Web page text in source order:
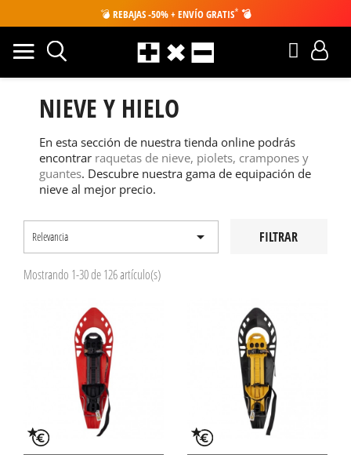
💣 REBAJAS -50% + ENVÍO GRATIS* 💣
NIEVE Y HIELO
En esta sección de nuestra tienda online podrás
encontrar raquetas de nieve, piolets, crampones y
guantes. Descubre nuestra gama de equipación de
nieve al mejor precio.
Relevancia  FILTRAR
Mostrando 1-30 de 126 artículo(s)